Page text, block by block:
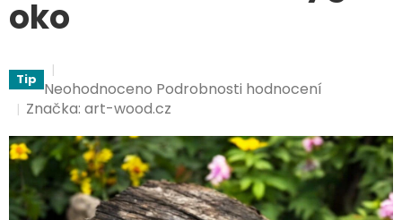
oko
Tip Průměrné
hodnocení
je
0,0
z
5
Neohodnoceno Podrobnosti hodnocení
Značka:art-wood.cz